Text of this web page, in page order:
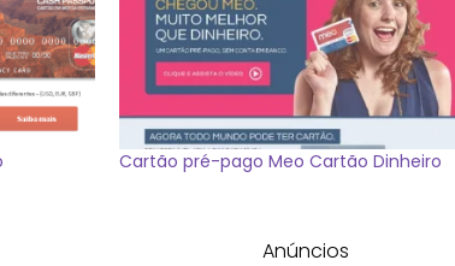
Cartão pré-pago Meo Cartão Dinheiro
Anúncios